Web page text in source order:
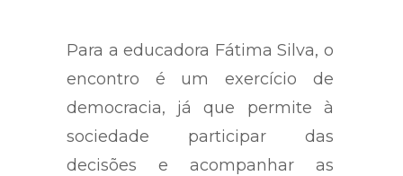
Para a educadora Fátima Silva, o
encontro é um exercício de
democracia, já que permite à
sociedade participar das
decisões e acompanhar as